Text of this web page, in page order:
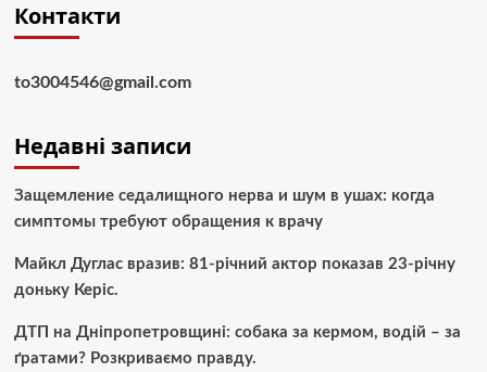
Контакти
to3004546@gmail.com
Недавні записи
Защемление седалищного нерва и шум в ушах: когда
симптомы требуют обращения к врачу
Майкл Дуглас вразив: 81-річний актор показав 23-річну
доньку Керіс.
ДТП на Дніпропетровщині: собака за кермом, водій – за
ґратами? Розкриваємо правду.